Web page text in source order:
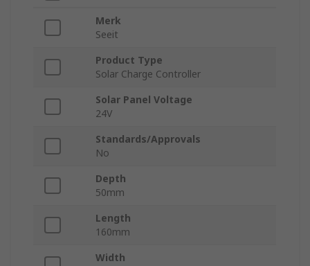
Merk
Seeit
Product Type
Solar Charge Controller
Solar Panel Voltage
24V
Standards/Approvals
No
Depth
50mm
Length
160mm
Width